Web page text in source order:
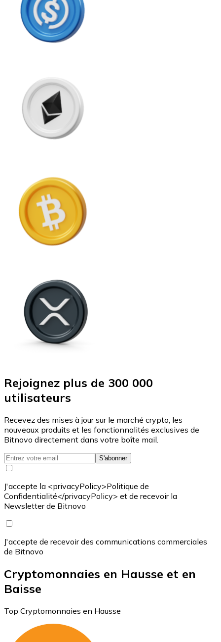
Rejoignez plus de 300 000
utilisateurs
Recevez des mises à jour sur le marché crypto, les
nouveaux produits et les fonctionnalités exclusives de
Bitnovo directement dans votre boîte mail.
S'abonner
J'accepte la <privacyPolicy>Politique de
Confidentialité</privacyPolicy> et de recevoir la
Newsletter de Bitnovo
J'accepte de recevoir des communications commerciales
de Bitnovo
Cryptomonnaies en Hausse et en
Baisse
Top Cryptomonnaies en Hausse